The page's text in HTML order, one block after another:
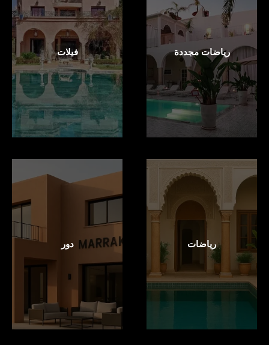
رياضات مجددة فيلات
رياضات دور